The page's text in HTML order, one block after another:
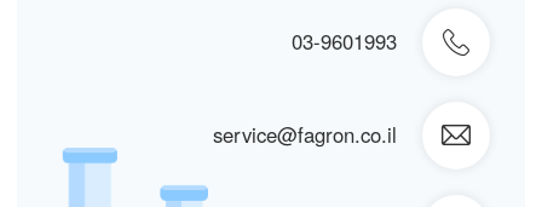
03-9601993
service@fagron.co.il